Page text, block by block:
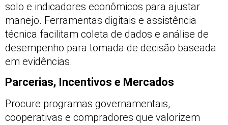
solo e indicadores econômicos para ajustar
manejo. Ferramentas digitais e assistência
técnica facilitam coleta de dados e análise de
desempenho para tomada de decisão baseada
em evidências.
Parcerias, Incentivos e Mercados
Procure programas governamentais,
cooperativas e compradores que valorizem